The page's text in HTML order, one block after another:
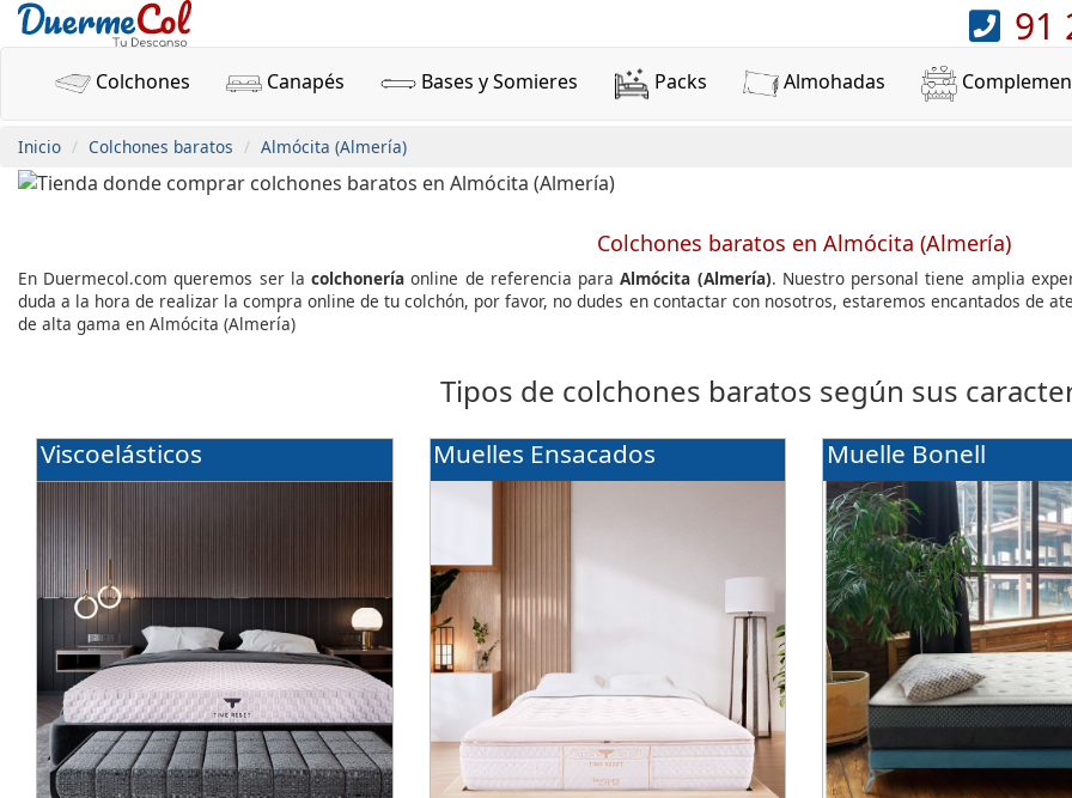
91
Colchones Canapés Bases y Somieres Packs Almohadas
Inicio Colchones baratos Almócita (Almería)
Colchones baratos en Almócita (Almería)
En Duermecol.com queremos ser lacolchonería online de referencia paraAlmócita (Almería). Nuestro personal tiene amplia
duda a la hora de realizar la compra online de tu colchón, por favor, no dudes en contactar con nosotros, estaremos encantados de
de alta gama en Almócita (Almería)
Tipos de colchones baratos según sus
Viscoelásticos Muelles Ensacados Muelle Bonell